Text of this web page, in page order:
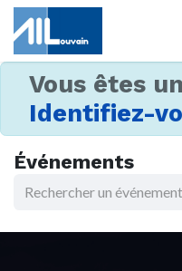
Vous êtes
Identifiez-
Événements